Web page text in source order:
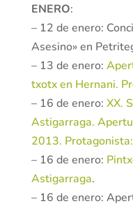
ENERO:
– 12 de enero:
Asesino» en
– 13 de enero:
txotx en Hernani.
– 16 de enero: XX.
Astigarraga.
2013.
– 16 de enero:
Astigarraga.
– 16 de enero: